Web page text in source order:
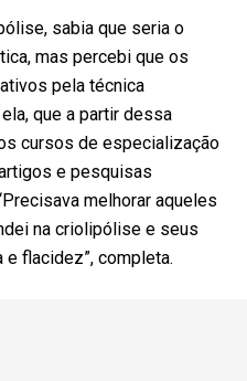
sabia que seria o
mas percebi que os
pela técnica
que a partir dessa
cursos de especialização
e pesquisas
melhorar aqueles
na criolipólise e seus
flacidez”, completa.